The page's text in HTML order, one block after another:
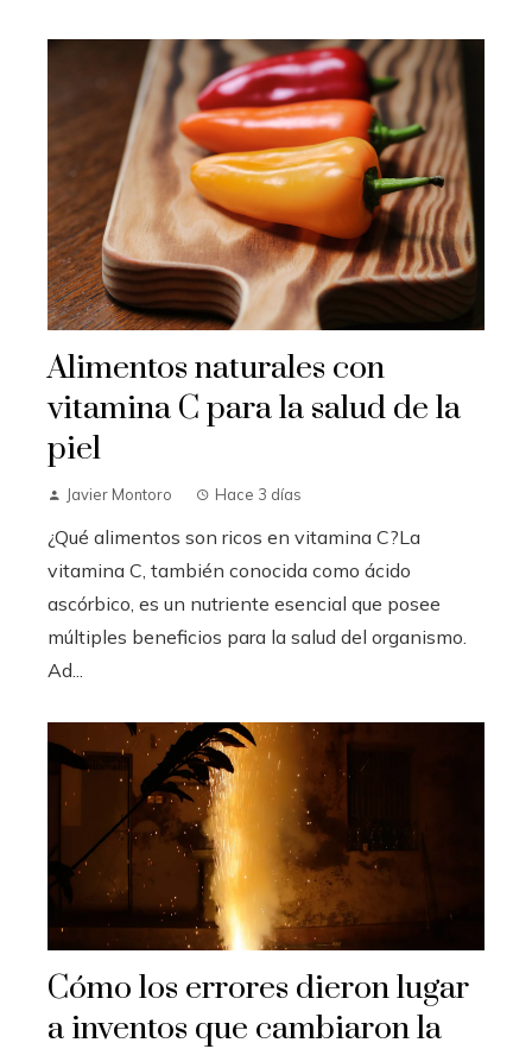
Alimentos naturales con
vitamina C para la salud de la
piel
Javier Montoro Hace 3 días
¿Qué alimentos son ricos en vitamina C?La
vitamina C, también conocida como ácido
ascórbico, es un nutriente esencial que posee
múltiples beneficios para la salud del organismo.
Ad...
Cómo los errores dieron lugar
a inventos que cambiaron la